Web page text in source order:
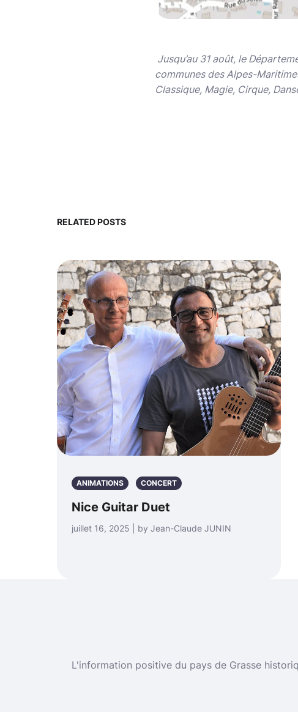
Jusqu’au 31 août, le
communes des Alpes-
Classique, Magie, Cirque,
RELATED POSTS
ANIMATIONS CONCERT
Nice Guitar Duet
juillet 16, 2025 | by Jean-Claude JUNIN
L'information positive du pays de Grasse